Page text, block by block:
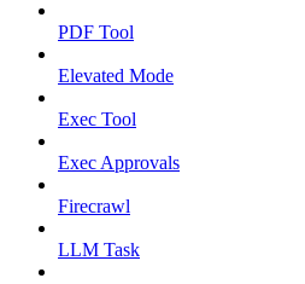
PDF Tool
Elevated Mode
Exec Tool
Exec Approvals
Firecrawl
LLM Task